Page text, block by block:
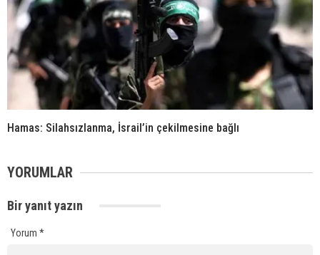
Hamas: Silahsızlanma, İsrail’in çekilmesine bağlı
YORUMLAR
Bir yanıt yazın
Yorum *